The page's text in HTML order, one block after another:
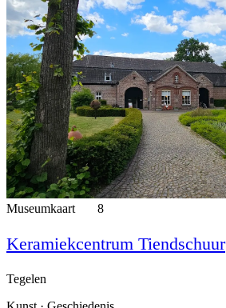
Museumkaart 8
Keramiekcentrum Tiendschuur
Tegelen